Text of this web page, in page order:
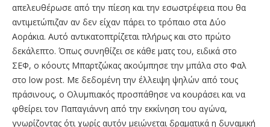
απελευθέρωσε από την πίεση και την εσωστρέφεια που θα
αντιμετώπιζαν αν δεν είχαν πάρει το τρόπαιο στα Δύο
Αοράκια. Αυτό αντικατοπτρίζεται πλήρως και στο πρώτο
δεκάλεπτο. Όπως συνηθίζει σε κάθε ματς του, ειδικά στο
ΣΕΦ, ο κόουτς Μπαρτζώκας ακούμπησε την μπάλα στο Φαλ
στο low post. Με δεδομένη την έλλειψη ψηλών από τους
πράσινους, ο Ολυμπιακός προσπάθησε να κουράσει και να
φθείρει τον Παπαγιάννη από την εκκίνηση του αγώνα,
γνωρίζοντας ότι χωρίς αυτόν μειώνεται δραματικά η δυναμική